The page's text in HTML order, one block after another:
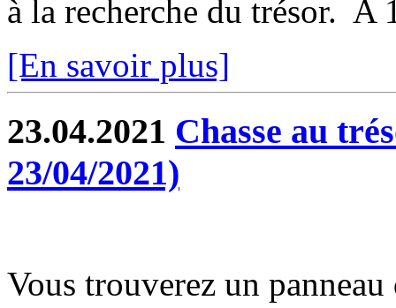
à la recherche du trésor. A
[En savoir plus]
23.04.2021 Chasse au
23/04/2021)
Vous trouverez un